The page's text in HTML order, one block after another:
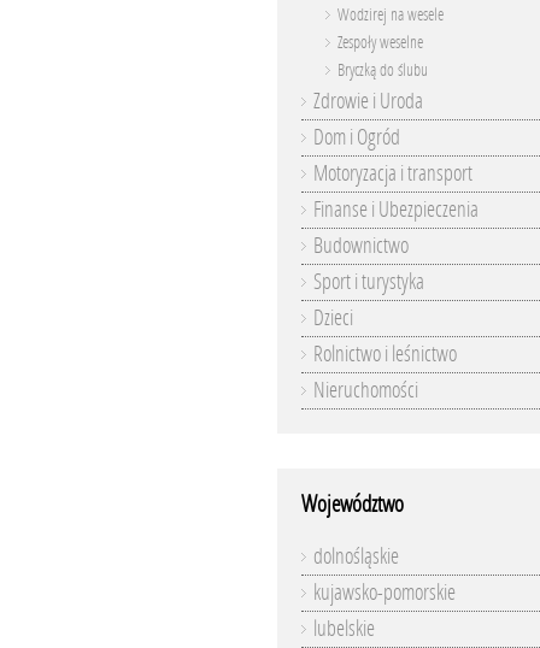
Wodzirej na wesele
Zespoły weselne
Bryczką do ślubu
Zdrowie i Uroda
Dom i Ogród
Motoryzacja i transport
Finanse i Ubezpieczenia
Budownictwo
Sport i turystyka
Dzieci
Rolnictwo i leśnictwo
Nieruchomości
Województwo
dolnośląskie
kujawsko-pomorskie
lubelskie